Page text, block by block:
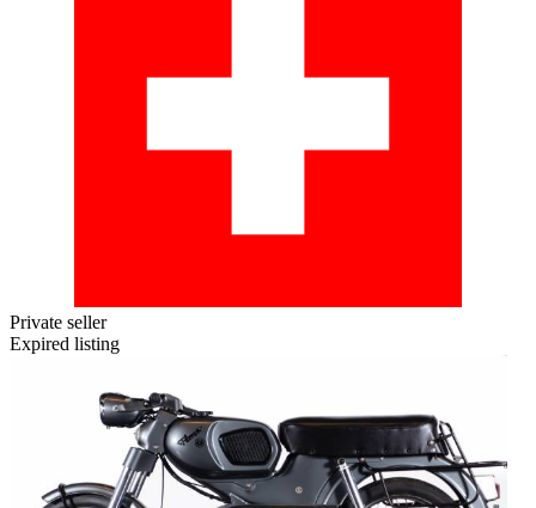
Private seller
Expired listing